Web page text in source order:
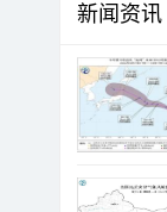
新闻资讯